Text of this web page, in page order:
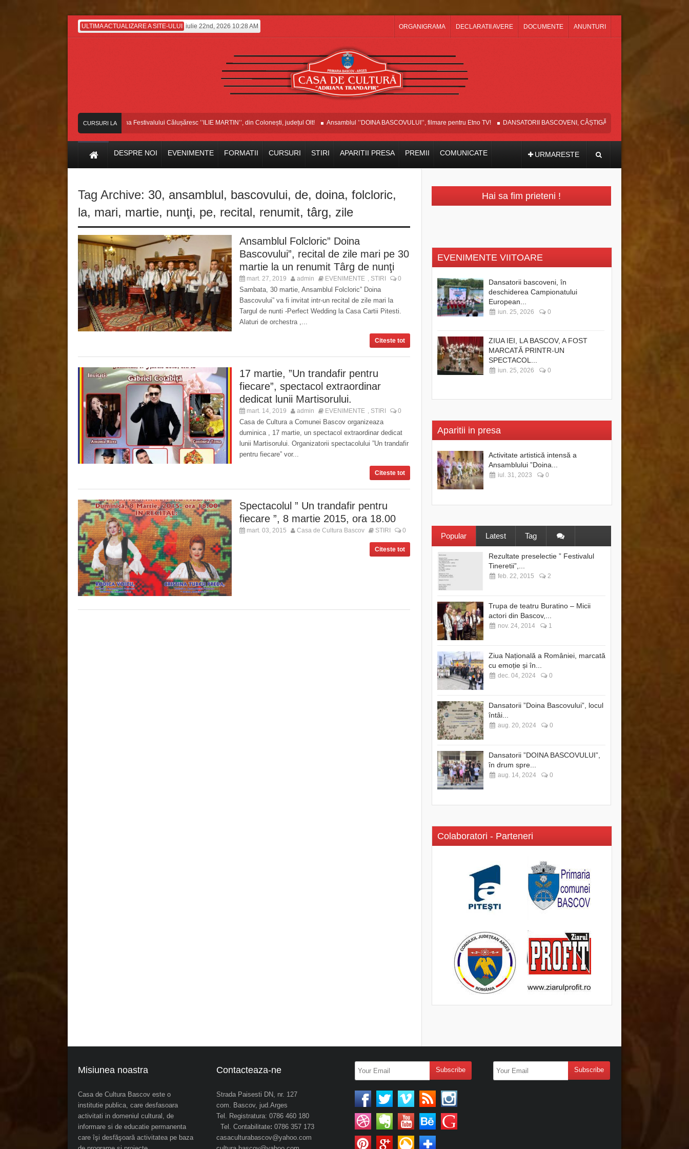
ULTIMA ACTUALIZARE A SITE-ULUI iulie 22nd, 2026 10:28 AM ORGANIGRAMA DECLARATII AVERE DOCUMENTE ANUNTURI
CURSURI LA
ZI
Dansatorii bascoveni, pe scena Festivalului Călușăresc ’’ILIE MARTIN’’, din Colonești, județul Olt! Ansamblul ’’DOINA BASCOVULUI’’, filmare pentru Etno TV! DANSATORII BASCOVENI, CÂȘTIGĂTORII MARELUI PREMIU ȘI AL
DESPRE NOI EVENIMENTE FORMATII CURSURI STIRI APARITII PRESA PREMII COMUNICATE URMARESTE
Tag Archive: 30, ansamblul, bascovului, de, doina, folcloric,
la, mari, martie, nunţi, pe, recital, renumit, târg, zile
Ansamblul Folcloric” Doina
Bascovului”, recital de zile mari pe 30
martie la un renumit Târg de nunţi
mart. 27, 2019 admin EVENIMENTE STIRI 0
Sambata, 30 martie, Ansamblul Folcloric” Doina
Bascovului” va fi invitat intr-un recital de zile mari la
Targul de nunti -Perfect Wedding la Casa Cartii Pitesti.
Alaturi de orchestra ,...
Citeste tot
17 martie, ”Un trandafir pentru
fiecare”, spectacol extraordinar
dedicat lunii Martisorului.
mart. 14, 2019 admin EVENIMENTE STIRI 0
Casa de Cultura a Comunei Bascov organizeaza
duminica , 17 martie, un spectacol extraordinar dedicat
lunii Martisorului. Organizatorii spectacolului ”Un trandafir
pentru fiecare” vor...
Citeste tot
Spectacolul ” Un trandafir pentru
fiecare ”, 8 martie 2015, ora 18.00
mart. 03, 2015 Casa de Cultura Bascov STIRI 0
Citeste tot
Hai sa fim prieteni !
EVENIMENTE VIITOARE
Dansatorii bascoveni, în
deschiderea Campionatului
European...
iun. 25, 2026 0
ZIUA IEI, LA BASCOV, A FOST
MARCATĂ PRINTR-UN
SPECTACOL...
iun. 25, 2026 0
Aparitii in presa
Activitate artistică intensă a
Ansamblului ”Doina...
iul. 31, 2023 0
Popular Latest Tag
Rezultate preselectie ” Festivalul
Tineretii”,...
feb. 22, 2015 2
Trupa de teatru Buratino – Micii
actori din Bascov,...
nov. 24, 2014 1
Ziua Națională a României, marcată
cu emoție și în...
dec. 04, 2024 0
Dansatorii ”Doina Bascovului”, locul
întâi...
aug. 20, 2024 0
Dansatorii ”DOINA BASCOVULUI”,
în drum spre...
aug. 14, 2024 0
Colaboratori - Parteneri
Misiunea noastra
Casa de Cultura Bascov este o
institutie publica, care desfasoara
activitati in domeniul cultural, de
informare si de educatie permanenta
care îşi desfăşoară activitatea pe baza
Contacteaza-ne
Strada Paisesti DN, nr. 127
com. Bascov, jud.Arges
Tel. Registratura: 0786 460 180
Tel. Contabilitate: 0786 357 173
casaculturabascov@yahoo.com